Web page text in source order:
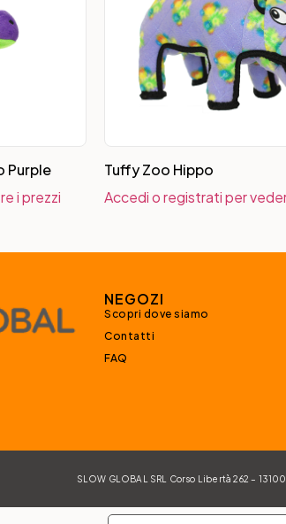
Purple
i prezzi
Tuffy Zoo Hippo
Accedi o registrati per
NEGOZI
Scopri dove siamo
Contatti
FAQ
SLOW GLOBAL SRL Corso Libertà 262 –